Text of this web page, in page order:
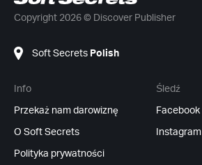
Copyright 2026 © Discover Publisher
Soft Secrets Polish
Info
Przekaż nam darowiznę
O Soft Secrets
Polityka prywatności
Śledź
Facebook
Instagram